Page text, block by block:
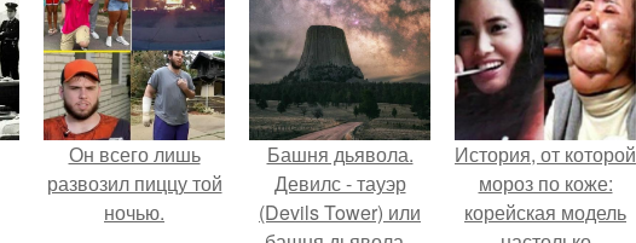
Он всего лишь
развозил пиццу той
ночью.
Башня дьявола.
Девилс - тауэр
(Devils Tower) или
История, от которой
мороз по коже:
корейская модель